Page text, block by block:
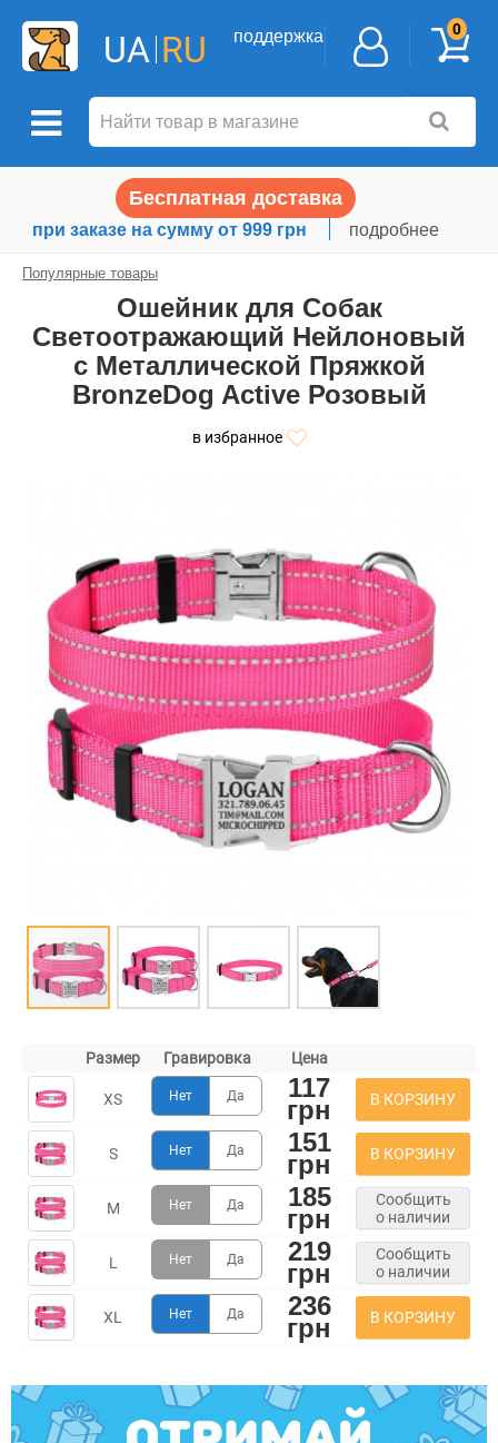
UA RU поддержка 0
Бесплатная доставка
при заказе на сумму от 999 грн подробнее
Популярные товары
Ошейник для Собак
Светоотражающий Нейлоновый
с Металлической Пряжкой
BronzeDog Active Розовый
в избранное
Размер Гравировка Цена
XS Нет Да 117
грн В КОРЗИНУ
S Нет Да 151
грн В КОРЗИНУ
M Нет Да 185
грн
Сообщить
о наличии
L Нет Да 219
грн
Сообщить
о наличии
XL Нет Да 236
грн В КОРЗИНУ